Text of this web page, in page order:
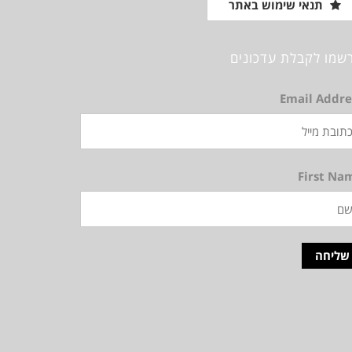
תנאי שימוש באתר
לקבלת עדכונים
Email
First